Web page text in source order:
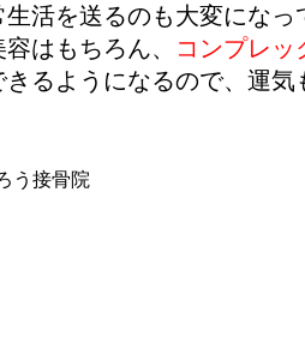
活を送るのも大変にな
はもちろん、
コンプレッ
るようになるので、運
う接骨院